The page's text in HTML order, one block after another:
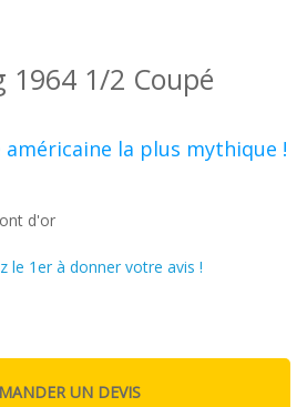
1964 1/2 Coupé
la plus mythique !
d'or
le 1er à donner votre avis !